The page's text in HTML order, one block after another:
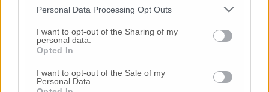
Personal Data Processing Opt Outs
I want to opt-out of the Sharing of my
personal data.
Opted In
I want to opt-out of the Sale of my
Personal Data.
sanitari si informino, parlino con una sola
voce, la voce della scienza e siano
moltiplicatori di corretta informazione».
Tra difficoltà nella produzione delle dosi e